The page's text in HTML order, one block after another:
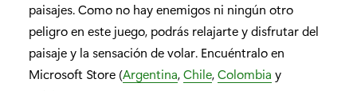
paisajes. Como no hay enemigos ni ningún otro
peligro en este juego, podrás relajarte y disfrutar del
paisaje y la sensación de volar. Encuéntralo en
Microsoft Store (Argentina,Chile,Colombia y